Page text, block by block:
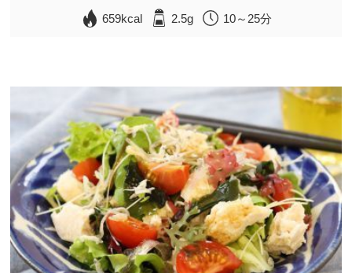
659kcal 2.5g 10～25分